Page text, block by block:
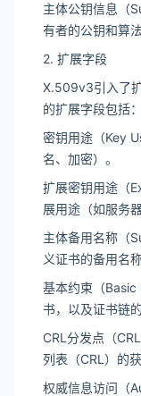
主体公钥信息（
有者的公钥和算法
2. 扩展字段
X.509v3引入了
的扩展字段包括：
密钥用途（Key
名、加密）。
扩展密钥用途（
展用途（如服务
主体备用名称（
义证书的备用名
基本约束（
书，以及证书链的
CRL分发点（
列表（CRL）的获
权威信息访问（